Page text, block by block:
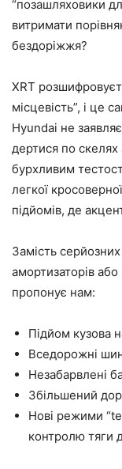
“позашляховики
витримати
бездоріжжя?
XRT
місцевість”, і це
Hyundai не
дертися по
бурхливим
легкої
підйомів, де
Замість
амортизаторів
пропонує нам:
Підйом кузова
Вседорожні
Незабарвлені
Збільшений
Нові режими
контролю тяги